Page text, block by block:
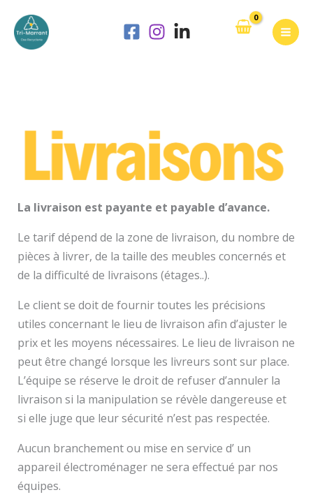
contenu
La livraison est payante et payable d’avance.
Le tarif dépend de la zone de livraison, du nombre de
pièces à livrer, de la taille des meubles concernés et
de la difficulté de livraisons (étages..).
Le client se doit de fournir toutes les précisions
utiles concernant le lieu de livraison afin d’ajuster le
prix et les moyens nécessaires. Le lieu de livraison ne
peut être changé lorsque les livreurs sont sur place.
L’équipe se réserve le droit de refuser d’annuler la
livraison si la manipulation se révèle dangereuse et
si elle juge que leur sécurité n’est pas respectée.
Aucun branchement ou mise en service d’ un
appareil électroménager ne sera effectué par nos
équipes.